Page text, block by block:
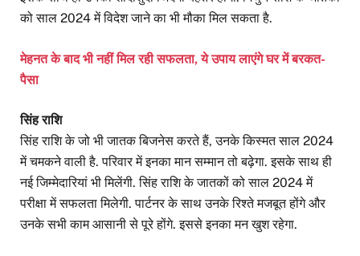
को साल 2024 में विदेश जाने का भी मौका मिल सकता है.
मेहनत के बाद भी नहीं मिल रही सफलता, ये उपाय लाएंगे घर में बरकत-
पैसा
सिंह राशि
सिंह राशि के जो भी जातक बिजनेस करते हैं, उनके किस्मत साल 2024
में चमकने वाली है. परिवार में इनका मान सम्मान तो बढ़ेगा. इसके साथ ही
नई जिम्मेदारियां भी मिलेंगी. सिंह राशि के जातकों को साल 2024 में
परीक्षा में सफलता मिलेगी. पार्टनर के साथ उनके रिश्ते मजबूत होंगे और
उनके सभी काम आसानी से पूरे होंगे. इससे इनका मन खुश रहेगा.